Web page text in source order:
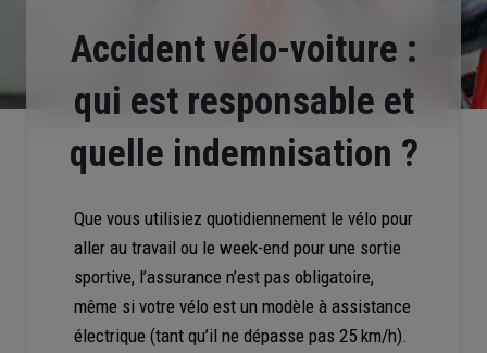
Accident vélo-voiture :
qui est responsable et
quelle indemnisation ?
Que vous utilisiez quotidiennement le vélo pour
aller au travail ou le week-end pour une sortie
sportive, l’assurance n’est pas obligatoire,
même si votre vélo est un modèle à assistance
électrique (tant qu’il ne dépasse pas 25 km/h).